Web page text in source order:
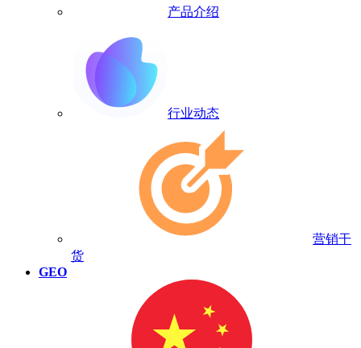
产品介绍
行业动态
营销干
货
GEO